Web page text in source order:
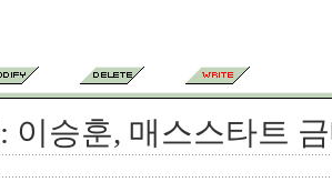
: 이승훈, 매스스타트